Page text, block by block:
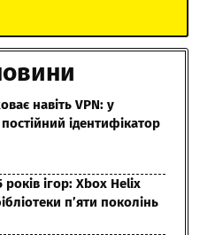
навіть VPN: у
ідентифікатор
ігор: Xbox Helix
п’яти поколінь